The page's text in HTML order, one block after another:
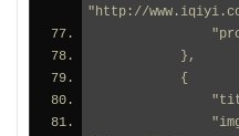
"http://
            },
            {